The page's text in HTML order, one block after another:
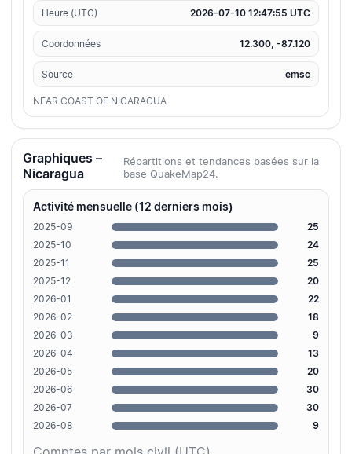
Heure (UTC) 2026-07-10 12:47:55 UTC
Coordonnées 12.300, -87.120
Source emsc
NEAR COAST OF NICARAGUA
Graphiques –
Nicaragua
Répartitions et tendances basées sur la
base QuakeMap24.
Activité mensuelle (12 derniers mois)
2025-09
25
2025-10
24
2025-11
25
2025-12
20
2026-01
22
2026-02
18
2026-03
9
2026-04
13
2026-05
20
2026-06
30
2026-07
30
2026-08
9